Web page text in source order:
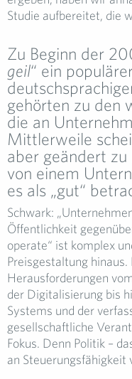
Studie aufbereitet, die
Zu Beginn der
geil“ ein
gehörten zu den
die an
Mittlerweile
aber geändert
von einem
es als „gut“
Schwark:
Öffentlichkeit
operate“ ist komplex
Preisgestaltung
Herausforderungen
der Digitalisierung bis
Systems und der
gesellschaftliche
Fokus. Denn Politik –
an Steuerungsfähigkeit